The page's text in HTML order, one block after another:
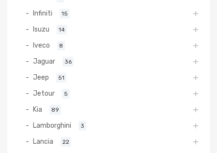
Infiniti 15
Isuzu 14
Iveco 8
Jaguar 36
Jeep 51
Jetour 5
Kia 89
Lamborghini 3
Lancia 22